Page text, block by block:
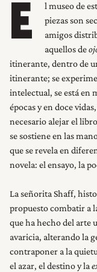
E
l museo de
piezas son
amigos
aquellos de
itinerante, dentro de
itinerante; se
intelectual, se está en
épocas y en doce
necesario alejar el
se sostiene en las
que se revela en
novela: el ensayo, la
La señorita Shaff,
propuesto combatir a
que ha hecho del arte
avaricia, alterando la
contraponer a la
el azar, el destino y la